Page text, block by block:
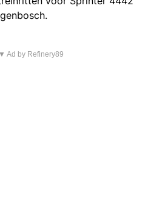
▼ Ad by Refinery89